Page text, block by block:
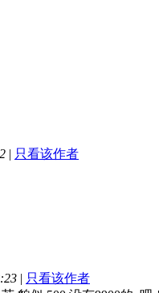
| 只看该作者
| 只看该作者